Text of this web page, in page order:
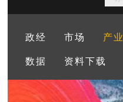
政经 市场 产业
数据 资料下载